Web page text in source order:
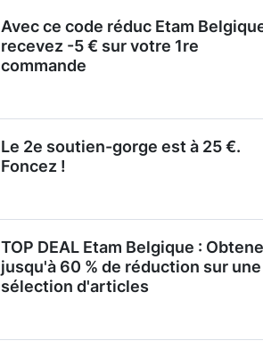
Avec ce code réduc Etam
recevez -5 € sur votre 1re
commande
Le 2e soutien-gorge est à 25 €.
Foncez !
TOP DEAL Etam Belgique :
jusqu'à 60 % de réduction sur une
sélection d'articles